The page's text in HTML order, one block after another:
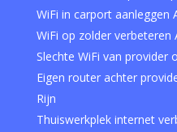
WiFi in carport aanleggen
WiFi op zolder verbeteren
Slechte WiFi van provider
Eigen router achter
Rijn
Thuiswerkplek internet